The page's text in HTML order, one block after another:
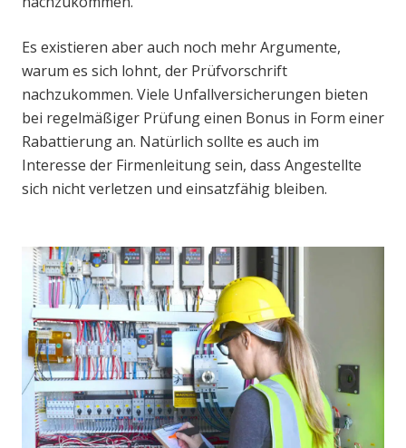
Es existieren aber auch noch mehr Argumente,
warum es sich lohnt, der Prüfvorschrift
nachzukommen. Viele Unfallversicherungen bieten
bei regelmäßiger Prüfung einen Bonus in Form einer
Rabattierung an. Natürlich sollte es auch im
Interesse der Firmenleitung sein, dass Angestellte
sich nicht verletzen und einsatzfähig bleiben.